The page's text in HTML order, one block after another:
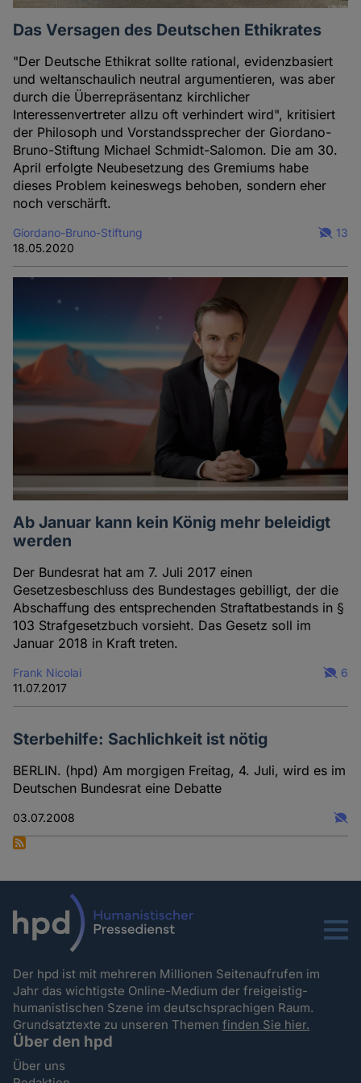
Das Versagen des Deutschen Ethikrates
"Der Deutsche Ethikrat sollte rational, evidenzbasiert
und weltanschaulich neutral argumentieren, was aber
durch die Überrepräsentanz kirchlicher
Interessenvertreter allzu oft verhindert wird", kritisiert
der Philosoph und Vorstandssprecher der Giordano-
Bruno-Stiftung Michael Schmidt-Salomon. Die am 30.
April erfolgte Neubesetzung des Gremiums habe
dieses Problem keineswegs behoben, sondern eher
noch verschärft.
Giordano-Bruno-Stiftung
18.05.2020
13
Ab Januar kann kein König mehr beleidigt
werden
Der Bundesrat hat am 7. Juli 2017 einen
Gesetzesbeschluss des Bundestages gebilligt, der die
Abschaffung des entsprechenden Straftatbestands in §
103 Strafgesetzbuch vorsieht. Das Gesetz soll im
Januar 2018 in Kraft treten.
Frank Nicolai
11.07.2017
6
Sterbehilfe: Sachlichkeit ist nötig
BERLIN. (hpd) Am morgigen Freitag, 4. Juli, wird es im
Deutschen Bundesrat eine Debatte
03.07.2008
Menu
Der hpd ist mit mehreren Millionen Seitenaufrufen im
Jahr das wichtigste Online-Medium der freigeistig-
humanistischen Szene im deutschsprachigen Raum.
Grundsatztexte zu unseren Themenfinden Sie hier.
Über den hpd
Über uns
Cookies